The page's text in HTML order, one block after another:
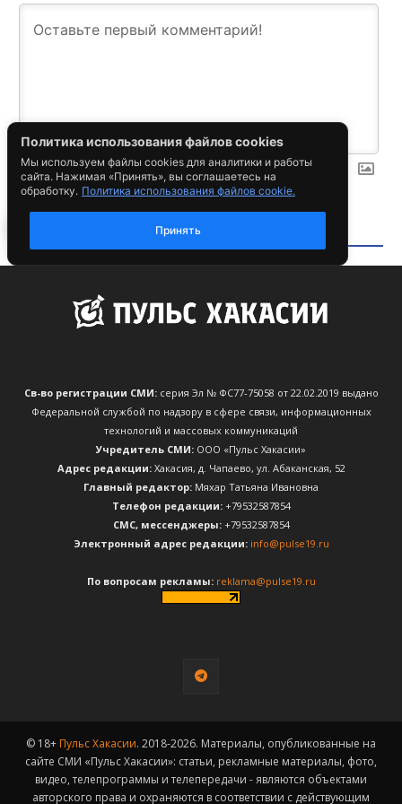
Св-во регистрации СМИ:серия Эл № ФС77-75058 от 22.02.2019 выдано
Федеральной службой по надзору в сфере связи, информационных
технологий и массовых коммуникаций
Учредитель СМИ: ООО «Пульс Хакасии»
Адрес редакции:Хакасия, д. Чапаево, ул. Абаканская, 52
Главный редактор: Мяхар Татьяна Ивановна
Телефон редакции:+79532587854
CМС, мессенджеры:+79532587854
Электронный адрес редакции: info@pulse19.ru
По вопросам рекламы: reklama@pulse19.ru
© 18+ Пульс Хакасии. 2018-2026. Материалы, опубликованные на
сайте СМИ «Пульс Хакасии»: статьи, рекламные материалы, фото,
видео, телепрограммы и телепередачи - являются объектами
авторского права и охраняются в соответствии с действующим